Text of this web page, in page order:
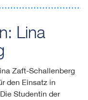
Lina
Zaft-Schallenberg
den Einsatz in
Studentin der